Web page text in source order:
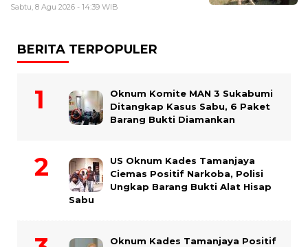
Sabtu, 8 Agu 2026 - 14:39 WIB
BERITA TERPOPULER
Oknum Komite MAN 3 Sukabumi
Ditangkap Kasus Sabu, 6 Paket
Barang Bukti Diamankan
US Oknum Kades Tamanjaya
Ciemas Positif Narkoba, Polisi
Ungkap Barang Bukti Alat Hisap
Sabu
Oknum Kades Tamanjaya Positif